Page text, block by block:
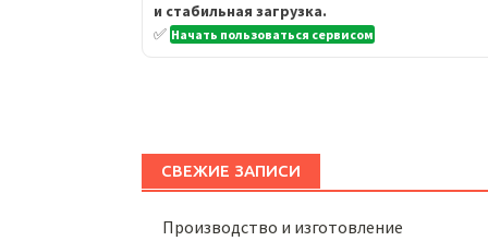
и стабильная загрузка.
✅ Начать пользоваться сервисом
СВЕЖИЕ ЗАПИСИ
Производство и изготовление